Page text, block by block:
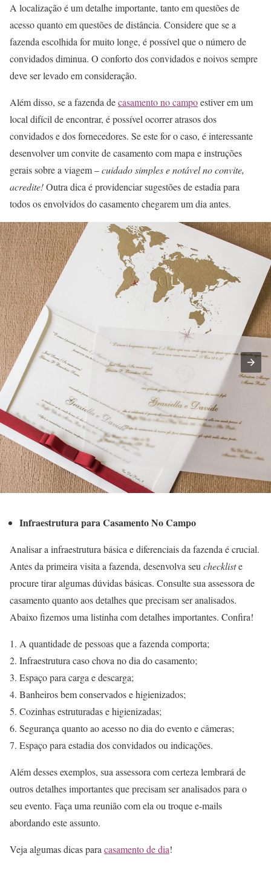
A localização é um detalhe importante, tanto em questões de
acesso quanto em questões de distância. Considere que se a
fazenda escolhida for muito longe, é possível que o número de
convidados diminua. O conforto dos convidados e noivos sempre
deve ser levado em consideração.
Além disso, se a fazenda decasamento no campoestiver em um
local difícil de encontrar, é possível ocorrer atrasos dos
convidados e dos fornecedores. Se este for o caso, é interessante
desenvolver um convite de casamento com mapa e instruções
gerais sobre a viagem –cuidado simples e notável no convite,
acredite!Outra dica é providenciar sugestões de estadia para
todos os envolvidos do casamento chegarem um dia antes.
Infraestrutura para Casamento No Campo
Analisar a infraestrutura básica e diferenciais da fazenda é crucial.
Antes da primeira visita a fazenda, desenvolva seu checkliste
procure tirar algumas dúvidas básicas. Consulte sua assessora de
casamento quanto aos detalhes que precisam ser analisados.
Abaixo fizemos uma listinha com detalhes importantes. Confira!
A quantidade de pessoas que a fazenda comporta;
Infraestrutura caso chova no dia do casamento;
Espaço para carga e descarga;
Banheiros bem conservados e higienizados;
Cozinhas estruturadas e higienizadas;
Segurança quanto ao acesso no dia do evento e câmeras;
Espaço para estadia dos convidados ou indicações.
Além desses exemplos, sua assessora com certeza lembrará de
outros detalhes importantes que precisam ser analisados para o
seu evento. Faça uma reunião com ela ou troque e-mails
abordando este assunto.
Veja algumas dicas para casamento de dia!